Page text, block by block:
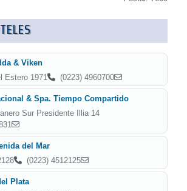
& Viken
Estero 1971
(0223) 4960700
& Spa. Tiempo Compartido
Sur Presidente Illia 14
del Mar
(0223) 4512125
Plata